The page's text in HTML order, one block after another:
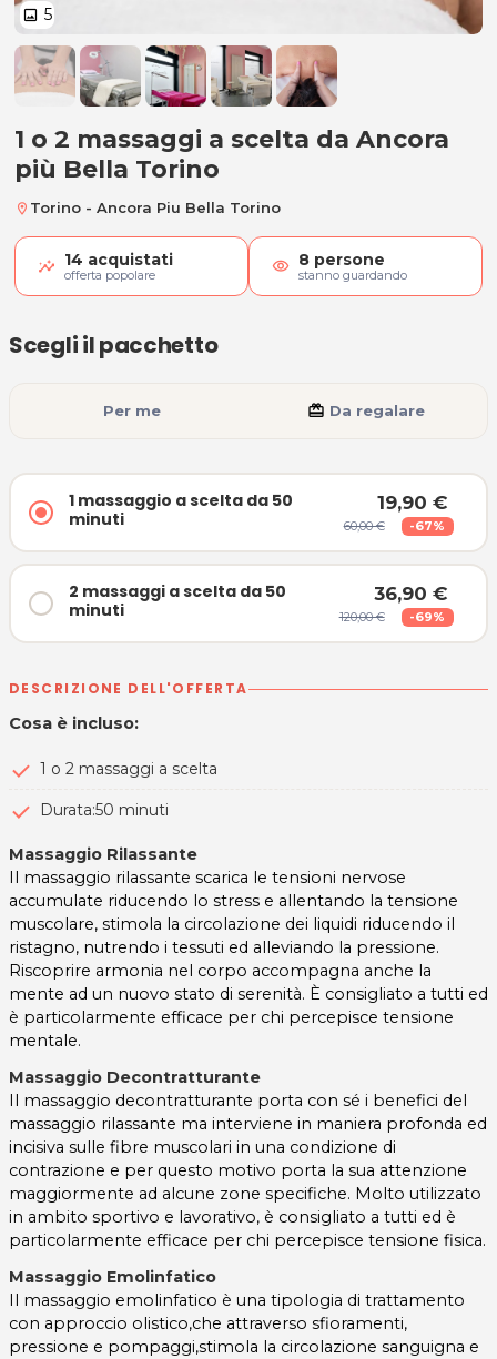
image 5
1 o 2 massaggi da 50 minuti a
1 o 2 massaggi a scelta da Ancora
più Bella Torino
location_on Torino - Ancora Piu Bella Torino
14 acquistati
offerta popolare visibility 8 persone
stanno guardando
1 massaggio a scelta da 50
minuti
19,90 €
60,00 € -67%
2 massaggi a scelta da 50
minuti
36,90 €
120,00 € -69%
Scegli il pacchetto
Per me card_giftcard Da regalare
DESCRIZIONE DELL'OFFERTA
Cosa è incluso:
1 o 2 massaggi a scelta
Durata:50 minuti
Massaggio Rilassante
Il massaggio rilassante scarica le tensioni nervose
accumulate riducendo lo stress e allentando la tensione
muscolare, stimola la circolazione dei liquidi riducendo il
ristagno, nutrendo i tessuti ed alleviando la pressione.
Riscoprire armonia nel corpo accompagna anche la
mente ad un nuovo stato di serenità. È consigliato a tutti ed
è particolarmente efficace per chi percepisce tensione
mentale.
Massaggio Decontratturante
Il massaggio decontratturante porta con sé i benefici del
massaggio rilassante ma interviene in maniera profonda ed
incisiva sulle fibre muscolari in una condizione di
contrazione e per questo motivo porta la sua attenzione
maggiormente ad alcune zone specifiche. Molto utilizzato
in ambito sportivo e lavorativo, è consigliato a tutti ed è
particolarmente efficace per chi percepisce tensione fisica.
Massaggio Emolinfatico
Il massaggio emolinfatico è una tipologia di trattamento
con approccio olistico,che attraverso sfioramenti,
pressione e pompaggi,stimola la circolazione sanguigna e